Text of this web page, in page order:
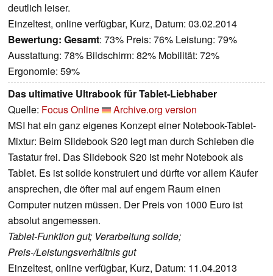
deutlich leiser.
Einzeltest, online verfügbar, Kurz, Datum: 03.02.2014
Bewertung: Gesamt: 73% Preis: 76% Leistung: 79%
Ausstattung: 78% Bildschirm: 82% Mobilität: 72%
Ergonomie: 59%
Das ultimative Ultrabook für Tablet-Liebhaber
Quelle: Focus Online
Archive.org version
MSI hat ein ganz eigenes Konzept einer Notebook-Tablet-
Mixtur: Beim Slidebook S20 legt man durch Schieben die
Tastatur frei. Das Slidebook S20 ist mehr Notebook als
Tablet. Es ist solide konstruiert und dürfte vor allem Käufer
ansprechen, die öfter mal auf engem Raum einen
Computer nutzen müssen. Der Preis von 1000 Euro ist
absolut angemessen.
Tablet-Funktion gut; Verarbeitung solide;
Preis-/Leistungsverhältnis gut
Einzeltest, online verfügbar, Kurz, Datum: 11.04.2013